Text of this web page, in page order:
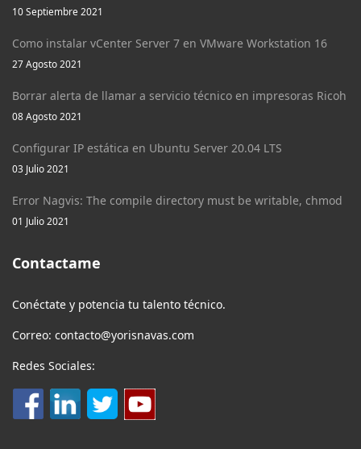
10 Septiembre 2021
Como instalar vCenter Server 7 en VMware Workstation 16
27 Agosto 2021
Borrar alerta de llamar a servicio técnico en impresoras Ricoh
08 Agosto 2021
Configurar IP estática en Ubuntu Server 20.04 LTS
03 Julio 2021
Error Nagvis: The compile directory must be writable, chmod
01 Julio 2021
Contactame
Conéctate y potencia tu talento técnico.
Correo: contacto@yorisnavas.com
Redes Sociales: